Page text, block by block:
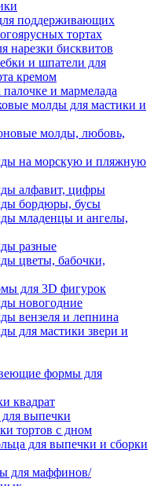
поддерживающих
тортах
нарезки бисквитов
и шпатели для
кремом
и мармелада
молды для мастики и
молды, любовь,
на морскую и пляжную
алфавит, цифры
бордюры, бусы
младенцы и ангелы,
разные
цветы, бабочки,
для 3D фигурок
новогодние
вензеля и лепнина
для мастики звери и
формы для
квадрат
выпечки
тортов с дном
для выпечки и сборки
для маффинов/